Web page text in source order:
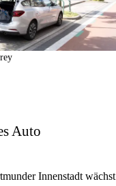
Auto
Innenstadt